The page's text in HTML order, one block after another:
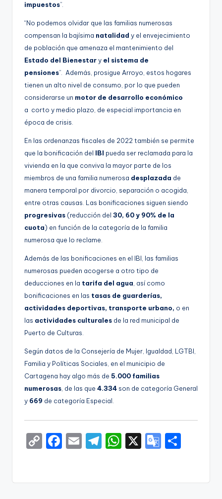
impuestos”.
“No podemos olvidar que las familias numerosas
compensan la bajísima natalidad y el envejecimiento
de población que amenaza el mantenimiento del
Estado del Bienestary el sistema de
pensiones”. Además, prosigue Arroyo, estos hogares
tienen un alto nivel de consumo, por lo que pueden
considerarse un motor de desarrollo económico
a corto y medio plazo, de especial importancia en
época de crisis.
En las ordenanzas fiscales de 2022 también se permite
que la bonificación del IBI pueda ser reclamada para la
vivienda en la que conviva la mayor parte de los
miembros de una familia numerosa desplazada de
manera temporal por divorcio, separación o acogida,
entre otras causas. Las bonificaciones siguen siendo
progresivas (reducción del 30, 60 y 90% de la
cuota) en función de la categoría de la familia
numerosa que lo reclame.
Además de las bonificaciones en el IBI, las familias
numerosas pueden acogerse a otro tipo de
deducciones en la tarifa del agua, así como
bonificaciones en las tasas de guarderías,
actividades deportivas, transporte urbano, o en
las actividades culturales de la red municipal de
Puerto de Culturas.
Según datos de la Consejería de Mujer, Igualdad, LGTBI,
Familia y Políticas Sociales, en el municipio de
Cartagena hay algo más de 5.000 familias
numerosas, de las que 4.334 son de categoría General
y 669 de categoría Especial.
C
y
F
e
E
l
T
gr
W
ts
X
G
gl e